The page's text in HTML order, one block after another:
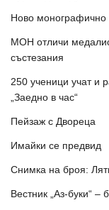
Ново монографично
МОН отличи
състезания
250 ученици учат и
„Заедно в час“
Пейзаж с Двореца
Имайки се предвид
Снимка на броя:
Вестник „Аз-буки“ –